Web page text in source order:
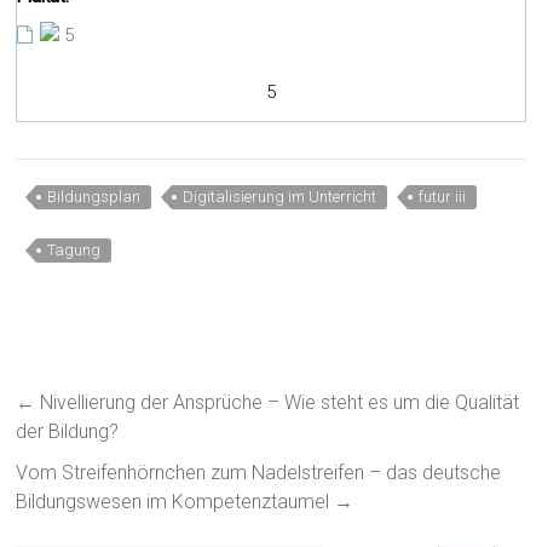
5
5
Bildungsplan Digitalisierung im Unterricht futur iii
Tagung
← Nivellierung der Ansprüche – Wie steht es um die Qualität
der Bildung?
Vom Streifenhörnchen zum Nadelstreifen – das deutsche
Bildungswesen im Kompetenztaumel →